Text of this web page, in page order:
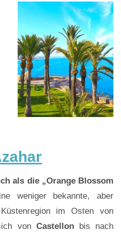
als die „Orange Blossom
weniger bekannte, aber
im Osten von
von Castellonbis nach